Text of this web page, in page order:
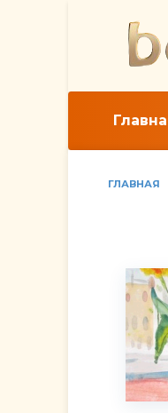
ГЛАВНАЯ